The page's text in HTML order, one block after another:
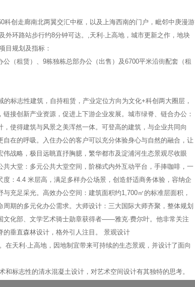
科创走廊南北两翼交汇中枢，以及上海西南的门户，毗邻中庚漫游
环路站步行约8分钟可达。,天利·上高地，城市更新之作，地块
目规划及指标：
（租赁）、9栋独栋总部办公（出售）及6700平米沿街配套（租
标志性建筑，自持租赁，产业定位方向为文化+科创两大圈层，
接创新产业资源，促进上下游企业发展。城市绿脊、链合办公：
使得建筑与风景之美浑然一体。可登高的建筑，与企业共同向
在的呼吸。入住办公的客户可以充分体验身心与自然的融合，让
战略，极目远眺直抒胸臆，繁华都市及淀浦河生态景观尽收眼
大堂：多元公共大堂空间，阶梯式内外互动平台，手捧咖啡，一
：4.4 米层高，满足多样办公场景，创造舒适商务体验，容纳企
充足采光。高效办公空间：建筑面积约1,700㎡的标准层面积，
期的多元化办公需求。大师设计：三大国际大师齐聚，整体规划
文化部、文学艺术骑士勋章获得者——雅克·费尔叶。他非常关注
垂直森林设计，格外引人注目。 景观设计
天利·上高地，因地制宜带来可持续的生态景观，并设计了面向
标志性的清水混凝土设计，对艺术空间设计有其独特的思考。